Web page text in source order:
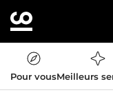
Pour vousMeilleurs